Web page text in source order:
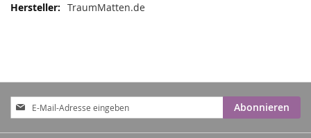
TraumMatten.de
Anmeldung
zum
Newsletter:
Abonnieren